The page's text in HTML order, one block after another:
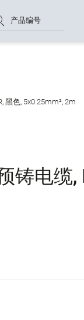
产品编号
黑色, 5x0.25mm², 2m
铸电缆,